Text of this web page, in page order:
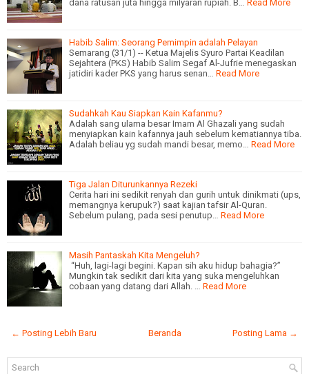
dana ratusan juta hingga milyaran rupiah. B… Read More
Habib Salim: Seorang Pemimpin adalah Pelayan
Semarang (31/1) -- Ketua Majelis Syuro Partai Keadilan
Sejahtera (PKS) Habib Salim Segaf Al-Jufrie menegaskan
jatidiri kader PKS yang harus senan…
Read More
Sudahkah Kau Siapkan Kain Kafanmu?
Adalah sang ulama besar Imam Al Ghazali yang sudah
menyiapkan kain kafannya jauh sebelum kematiannya tiba.
Adalah beliau yg sudah mandi besar, memo…
Read More
Tiga Jalan Diturunkannya Rezeki
Cerita hari ini sedikit renyah dan gurih untuk dinikmati (ups,
memangnya kerupuk?) saat kajian tafsir Al-Quran.
Sebelum pulang, pada sesi penutup…
Read More
Masih Pantaskah Kita Mengeluh?
“Huh, lagi-lagi begini. Kapan sih aku hidup bahagia?”
Mungkin tak sedikit dari kita yang suka mengeluhkan
cobaan yang datang dari Allah. …
Read More
← Posting Lebih Baru Posting Lama →
Beranda